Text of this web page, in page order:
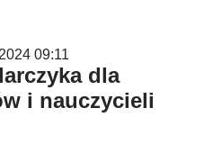
09:11
dla
i nauczycieli